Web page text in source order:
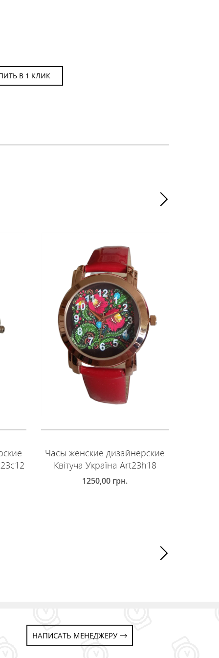
В 1 КЛИК
Часы женские дизайнерские
Квітуча Україна Art23h18
1250,00 грн.
НАПИСАТЬ МЕНЕДЖЕРУ